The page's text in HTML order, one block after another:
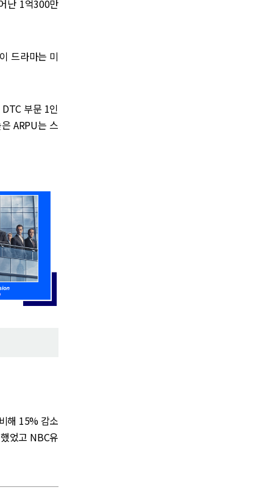
난 1억300만
드라마는 미
부문 1인
ARPU는 스
해 15% 감소
었고 NBC유